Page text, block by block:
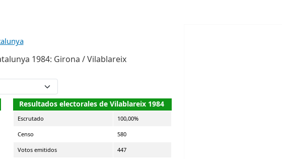
1984: Girona / Vilablareix
Resultados electorales de Vilablareix 1984
Escrutado 100,00%
Censo 580
Votos emitidos 447